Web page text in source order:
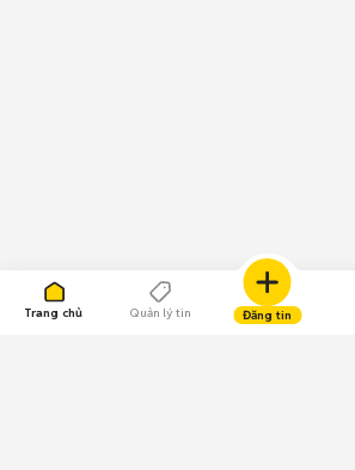
Trang chủ Quản lý tin Đăng tin